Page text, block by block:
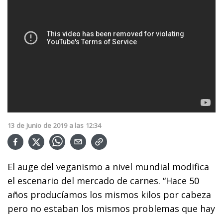
13 de Junio de 2019 a las 12:34
El auge del veganismo a nivel mundial modifica
el escenario del mercado de carnes. “Hace 50
años producíamos los mismos kilos por cabeza
pero no estaban los mismos problemas que hay